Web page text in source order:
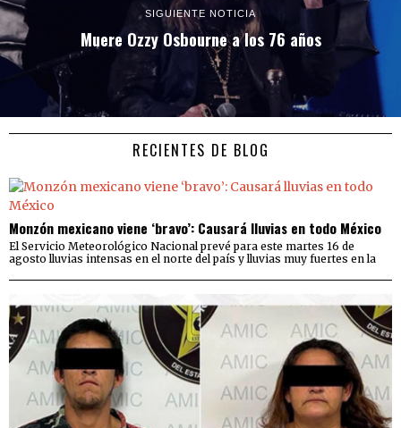
SIGUIENTE NOTICIA
Muere Ozzy Osbourne a los 76 años
RECIENTES DE BLOG
Monzón mexicano viene ‘bravo’: Causará lluvias en todo México
El Servicio Meteorológico Nacional prevé para este martes 16 de
agosto lluvias intensas en el norte del país y lluvias muy fuertes en la